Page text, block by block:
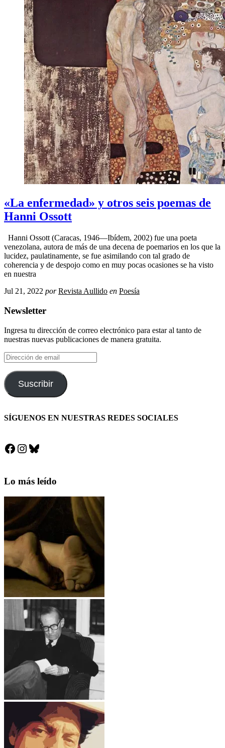
«La enfermedad» y otros seis poemas de
Hanni Ossott
Hanni Ossott (Caracas, 1946—Ibídem, 2002) fue una poeta
venezolana, autora de más de una decena de poemarios en los que la
lucidez, paulatinamente, se fue asimilando con tal grado de
coherencia y de despojo como en muy pocas ocasiones se ha visto
en nuestra
Jul 21, 2022 por Revista Aullido en Poesía
Newsletter
Ingresa tu dirección de correo electrónico para estar al tanto de
nuestras nuevas publicaciones de manera gratuita.
Dirección
de
email
Suscribir
SÍGUENOS EN NUESTRAS REDES SOCIALES
Facebook
Instagram
Bluesky
Lo más leído